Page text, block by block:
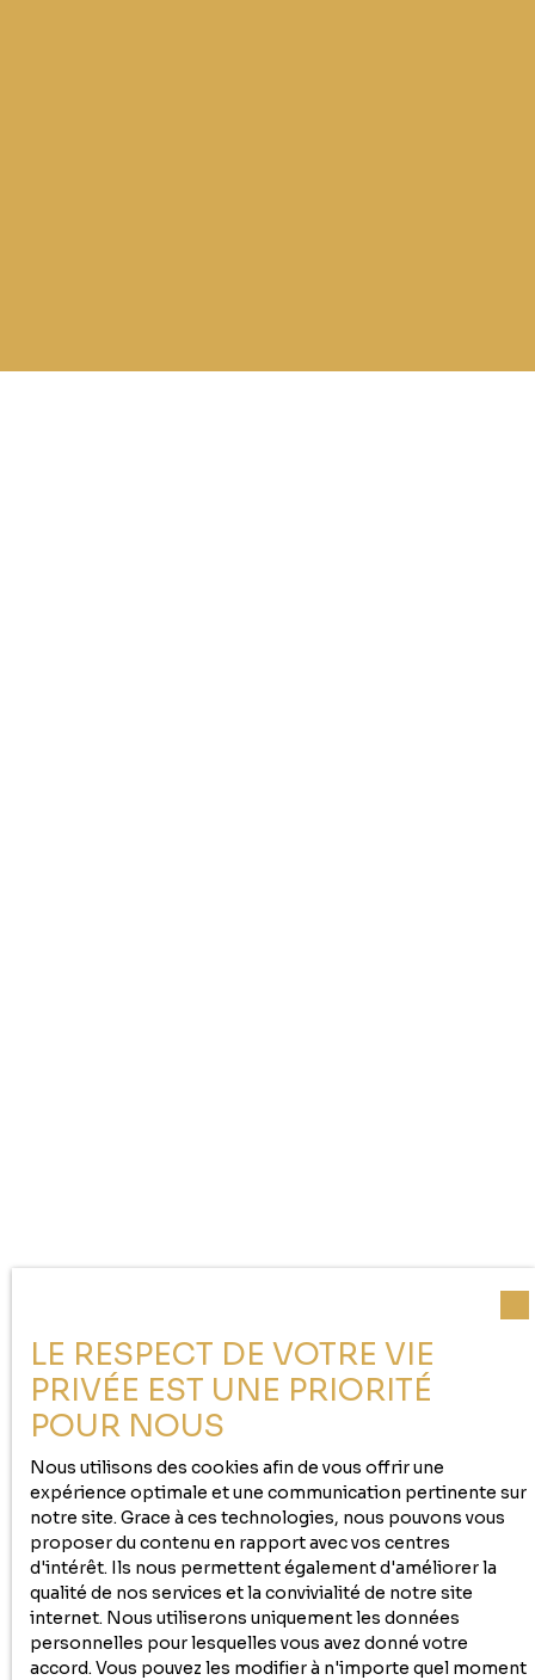
LE RESPECT DE VOTRE VIE
PRIVÉE EST UNE PRIORITÉ
POUR NOUS
Nous utilisons des cookies afin de vous offrir une
expérience optimale et une communication pertinente sur
notre site. Grace à ces technologies, nous pouvons vous
proposer du contenu en rapport avec vos centres
d'intérêt. Ils nous permettent également d'améliorer la
qualité de nos services et la convivialité de notre site
internet. Nous utiliserons uniquement les données
personnelles pour lesquelles vous avez donné votre
accord. Vous pouvez les modifier à n'importe quel moment